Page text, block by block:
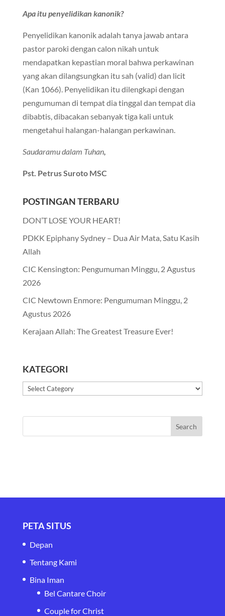
Apa itu penyelidikan kanonik?
Penyelidikan kanonik adalah tanya jawab antara
pastor paroki dengan calon nikah untuk
mendapatkan kepastian moral bahwa perkawinan
yang akan dilangsungkan itu sah (valid) dan licit
(Kan 1066). Penyelidikan itu dilengkapi dengan
pengumuman di tempat dia tinggal dan tempat dia
dibabtis, dibacakan sebanyak tiga kali untuk
mengetahui halangan-halangan perkawinan.
Saudaramu dalam Tuhan,
Pst. Petrus Suroto MSC
POSTINGAN TERBARU
DON’T LOSE YOUR HEART!
PDKK Epiphany Sydney – Dua Air Mata, Satu Kasih
Allah
CIC Kensington: Pengumuman Minggu, 2 Agustus
2026
CIC Newtown Enmore: Pengumuman Minggu, 2
Agustus 2026
Kerajaan Allah: The Greatest Treasure Ever!
KATEGORI
Kategori
PETA SITUS
Depan
Tentang Kami
Bina Iman
Bel Cantare Choir
Couple for Christ